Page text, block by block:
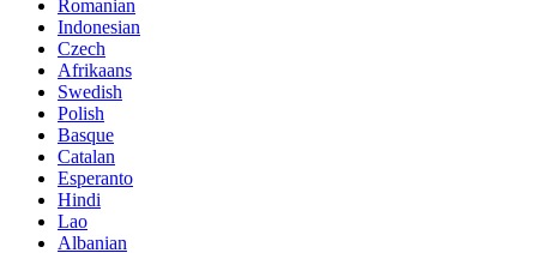
Romanian
Indonesian
Czech
Afrikaans
Swedish
Polish
Basque
Catalan
Esperanto
Hindi
Lao
Albanian